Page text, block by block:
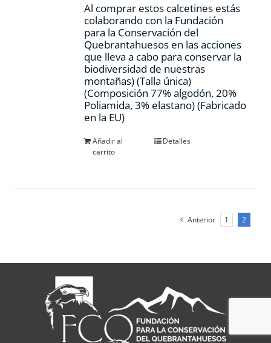
Al comprar estos calcetines estás
colaborando con la Fundación
para la Conservación del
Quebrantahuesos en las acciones
que lleva a cabo para conservar la
biodiversidad de nuestras
montañas) (Talla única)
(Composición 77% algodón, 20%
Poliamida, 3% elastano) (Fabricado
en la EU)
Añadir al
carrito
Detalles
Anterior 1 2